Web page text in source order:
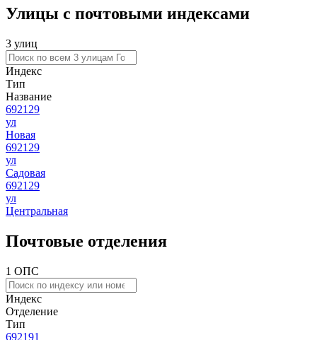
Улицы с почтовыми индексами
3 улиц
Индекс
Тип
Название
692129
ул
Новая
692129
ул
Садовая
692129
ул
Центральная
Почтовые отделения
1 ОПС
Индекс
Отделение
Тип
692191